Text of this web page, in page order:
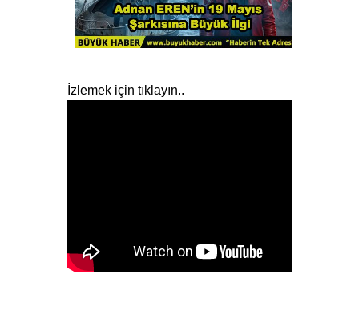
İzlemek için tıklayın..